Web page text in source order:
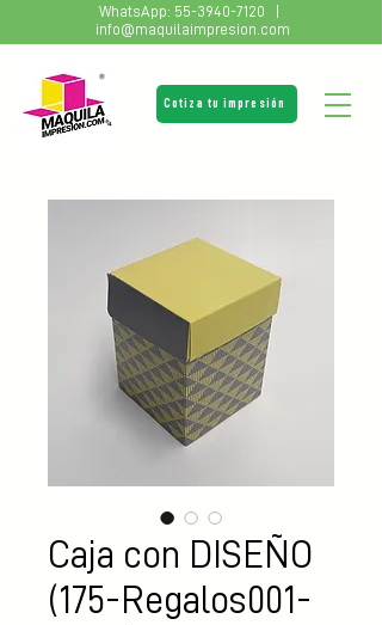
Cotiza tu impresión
WhatsApp: 55-3940-7120
info@maquilaimpresion.com
Caja con DISEÑO
(175-Regalos001-